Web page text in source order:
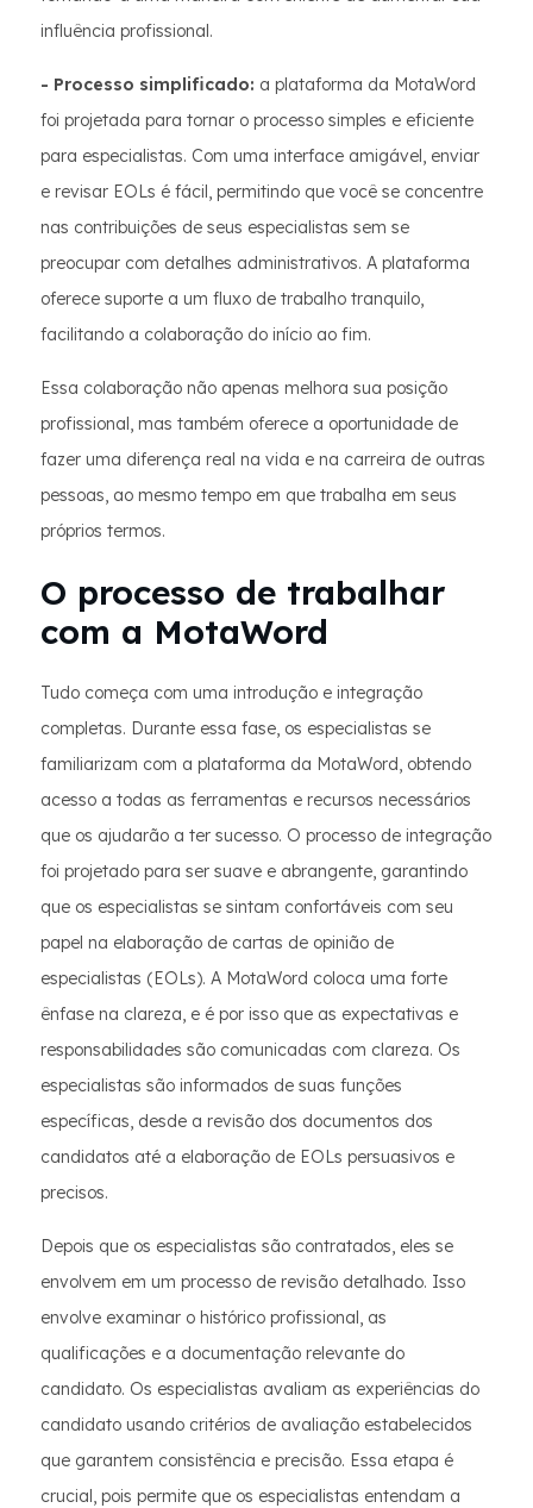
influência profissional.
- Processo simplificado: a plataforma da MotaWord
foi projetada para tornar o processo simples e eficiente
para especialistas. Com uma interface amigável, enviar
e revisar EOLs é fácil, permitindo que você se concentre
nas contribuições de seus especialistas sem se
preocupar com detalhes administrativos. A plataforma
oferece suporte a um fluxo de trabalho tranquilo,
facilitando a colaboração do início ao fim.
Essa colaboração não apenas melhora sua posição
profissional, mas também oferece a oportunidade de
fazer uma diferença real na vida e na carreira de outras
pessoas, ao mesmo tempo em que trabalha em seus
próprios termos.
O processo de trabalhar
com a MotaWord
Tudo começa com uma introdução e integração
completas. Durante essa fase, os especialistas se
familiarizam com a plataforma da MotaWord, obtendo
acesso a todas as ferramentas e recursos necessários
que os ajudarão a ter sucesso. O processo de integração
foi projetado para ser suave e abrangente, garantindo
que os especialistas se sintam confortáveis com seu
papel na elaboração de cartas de opinião de
especialistas (EOLs). A MotaWord coloca uma forte
ênfase na clareza, e é por isso que as expectativas e
responsabilidades são comunicadas com clareza. Os
especialistas são informados de suas funções
específicas, desde a revisão dos documentos dos
candidatos até a elaboração de EOLs persuasivos e
precisos.
Depois que os especialistas são contratados, eles se
envolvem em um processo de revisão detalhado. Isso
envolve examinar o histórico profissional, as
qualificações e a documentação relevante do
candidato. Os especialistas avaliam as experiências do
candidato usando critérios de avaliação estabelecidos
que garantem consistência e precisão. Essa etapa é
crucial, pois permite que os especialistas entendam a